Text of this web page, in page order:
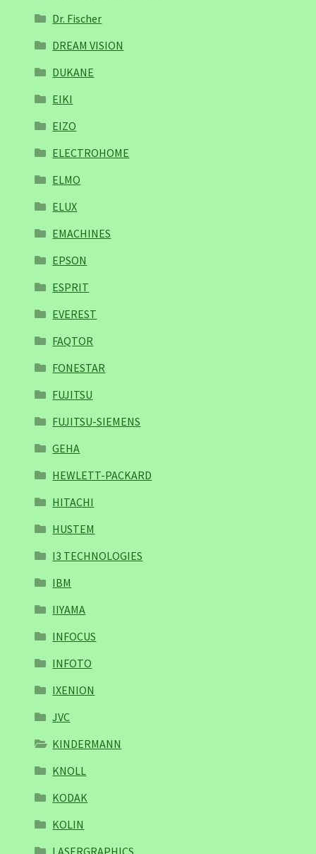
Dr. Fischer
DREAM VISION
DUKANE
EIKI
EIZO
ELECTROHOME
ELMO
ELUX
EMACHINES
EPSON
ESPRIT
EVEREST
FAQTOR
FONESTAR
FUJITSU
FUJITSU-SIEMENS
GEHA
HEWLETT-PACKARD
HITACHI
HUSTEM
I3 TECHNOLOGIES
IBM
IIYAMA
INFOCUS
INFOTO
IXENION
JVC
KINDERMANN
KNOLL
KODAK
KOLIN